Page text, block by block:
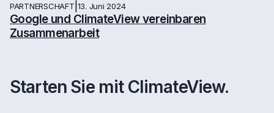
PARTNERSCHAFT 13. Juni 2024
Google und ClimateView vereinbaren
Zusammenarbeit
Starten Sie mit ClimateView.